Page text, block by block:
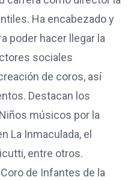
Ha encabezado y
poder hacer llegar la
sociales
de coros, así
Destacan los
músicos por la
La Inmaculada, el
entre otros.
de Infantes de la